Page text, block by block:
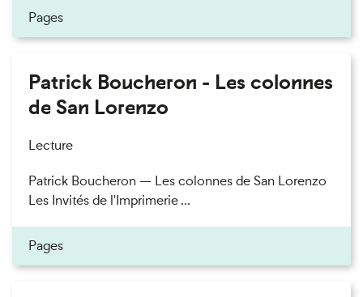
Pages
Patrick Boucheron - Les colonnes
de San Lorenzo
Lecture
Patrick Boucheron — Les colonnes de San Lorenzo
Les Invités de l'Imprimerie ...
Pages